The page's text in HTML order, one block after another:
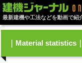
最新建機や工法などを動画で紹
｜Material